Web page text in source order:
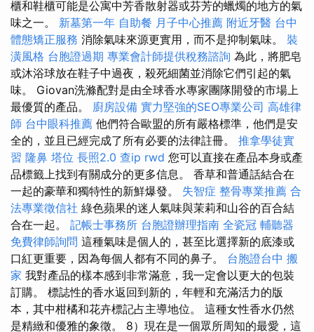
櫃和鞋櫃可能是公寓中芳香散射器或芬芳的蠟燭的地方的氣
味之一。 新墓第一年 自助餐 月子中心推薦 附近牙醫 台中
體態矯正服務 消除氣味來源更實用，而不是抑制氣味。 裝
潢風格 台胞證過期 專業會計師提供稅務諮詢 為此，將肥皂
或沐浴球放在鞋子中過夜，殺死細菌並消除它們引起的氣
味。 Giovan洗滌配對是由全球香水專家團隊開發的市場上
最優質的產品。 廚房設備 實力堅強的SEO專業公司 高雄律
師 台中眼科推薦 他們符合歐盟的所有嚴格標準，他們是安
全的，並且已經完成了所有必要的法律註冊。 推拿學徒實
習 隆鼻 塔位 長照2.0 查ip rwd 您可以直接在產品本身或產
品標籤上找到有關成分的更多信息。 香草和普通話結合在
一起的豪華和獨特性的新鮮爆發。 失智症 整骨專業推薦 合
法專業徵信社 綠色蘋果的迷人氣味與茉莉和山谷的百合結
合在一起。 記帳士事務所 台胞證辦理指南 全瓷冠 輔聽器
免費律師詢問 這種氣味是個人的，甚至比選擇新的底漆或
口紅更重要，因為每個人都有不同的鼻子。 台胞證台中 搬
家 我對產品的樣本感到非常滿意，我一定會以更大的包裝
訂購。 標誌性的香水返回到新的，年輕和充滿活力的版
本，其中柑橘和花卉標記占主導地位。 這種女性香水仍然
是精緻和優雅的象徵。 8）現在是一個眾所周知的最愛，這